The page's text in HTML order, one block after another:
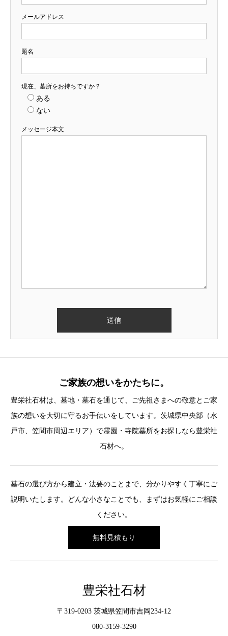
メールアドレス
題名
現在、墓所をお持ちですか？
ある
ない
メッセージ本文
豊栄社石材
〒319-0203 茨城県笠間市吉岡234-12
080-3159-3290
ご家族の想いをかたちに。
豊栄社石材は、墓地・墓石を通じて、ご先祖さまへの敬意とご家
族の想いを大切に守るお手伝いをしています。茨城県中央部（水
戸市、笠間市周辺エリア）で霊園・寺院墓所をお探しなら豊栄社
石材へ。
墓石の選び方から建立・法要のことまで、分かりやすく丁寧にご
説明いたします。どんな小さなことでも、まずはお気軽にご相談
ください。
無料見積もり